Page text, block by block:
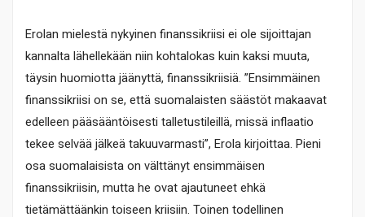
Erolan mielestä nykyinen finanssikriisi ei ole sijoittajan
kannalta lähellekään niin kohtalokas kuin kaksi muuta,
täysin huomiotta jäänyttä, finanssikriisiä. ”Ensimmäinen
finanssikriisi on se, että suomalaisten säästöt makaavat
edelleen pääsääntöisesti talletustileillä, missä inflaatio
tekee selvää jälkeä takuuvarmasti”, Erola kirjoittaa. Pieni
osa suomalaisista on välttänyt ensimmäisen
finanssikriisin, mutta he ovat ajautuneet ehkä
tietämättäänkin toiseen kriisiin. Toinen todellinen